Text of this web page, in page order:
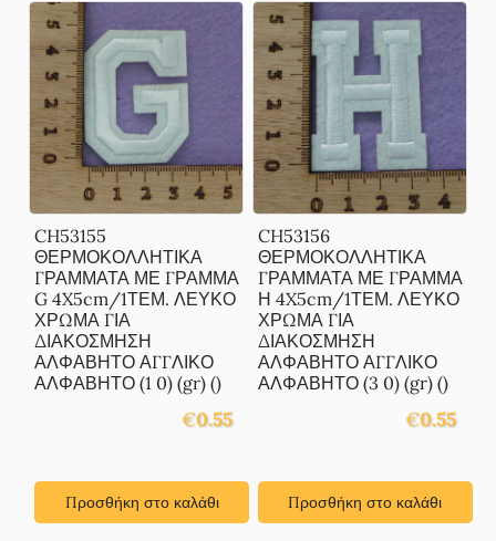
CH53155
ΘΕΡΜΟΚΟΛΛΗΤΙΚΑ
ΓΡΑΜΜΑΤΑ ΜΕ ΓΡΑΜΜΑ
G 4X5cm/1ΤΕΜ. ΛΕΥΚΟ
ΧΡΩΜΑ ΓΙΑ
ΔΙΑΚΟΣΜΗΣΗ
ΑΛΦΑΒΗΤΟ ΑΓΓΛΙΚΟ
ΑΛΦΑΒΗΤΟ (1 0) (gr) ()
€0.55
Προσθήκη στο καλάθι
CH53156
ΘΕΡΜΟΚΟΛΛΗΤΙΚΑ
ΓΡΑΜΜΑΤΑ ΜΕ ΓΡΑΜΜΑ
Η 4X5cm/1ΤΕΜ. ΛΕΥΚΟ
ΧΡΩΜΑ ΓΙΑ
ΔΙΑΚΟΣΜΗΣΗ
ΑΛΦΑΒΗΤΟ ΑΓΓΛΙΚΟ
ΑΛΦΑΒΗΤΟ (3 0) (gr) ()
€0.55
Προσθήκη στο καλάθι